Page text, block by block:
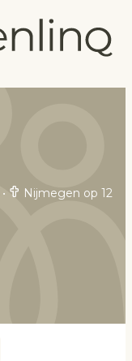
•
Nijmegen op 12